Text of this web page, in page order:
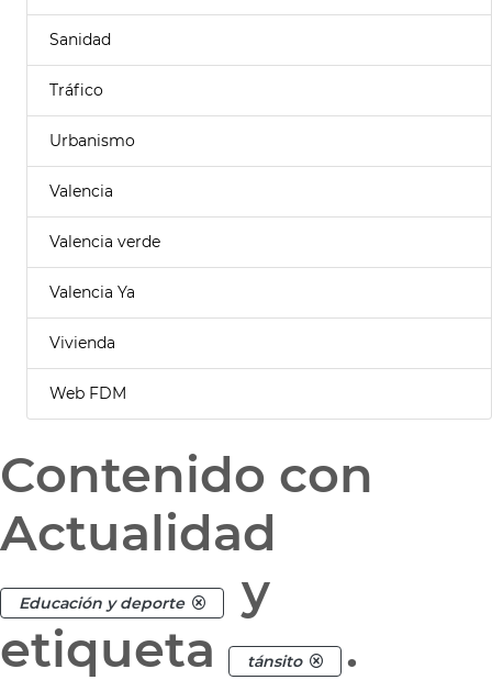
Sanidad
Tráfico
Urbanismo
Valencia
Valencia verde
Valencia Ya
Vivienda
Web FDM
Contenido con
Actualidad
Educación y deporte
y
etiqueta
tánsito .